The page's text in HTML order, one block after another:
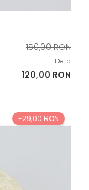
Pret
baza
150,00 RON
De la
Pret
120,00 RON
-29,00 RON